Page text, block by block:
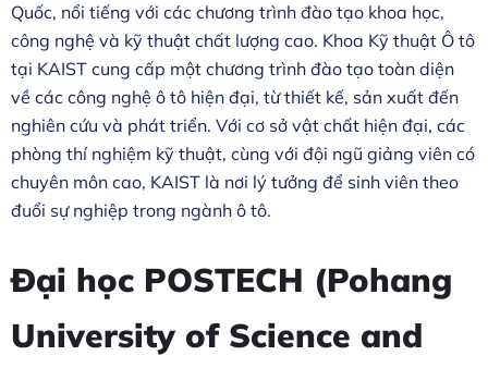
Quốc, nổi tiếng với các chương trình đào tạo khoa học,
công nghệ và kỹ thuật chất lượng cao. Khoa Kỹ thuật Ô tô
tại KAIST cung cấp một chương trình đào tạo toàn diện
về các công nghệ ô tô hiện đại, từ thiết kế, sản xuất đến
nghiên cứu và phát triển. Với cơ sở vật chất hiện đại, các
phòng thí nghiệm kỹ thuật, cùng với đội ngũ giảng viên có
chuyên môn cao, KAIST là nơi lý tưởng để sinh viên theo
đuổi sự nghiệp trong ngành ô tô.
Đại học POSTECH (Pohang
University of Science and